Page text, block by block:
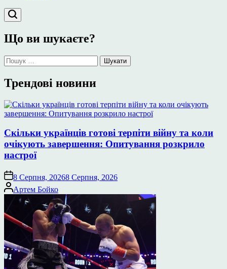
Що ви шукаєте?
Пошук:
Трендові новини
Скільки українців готові терпіти війну та коли
очікують завершення: Опитування розкрило
настрої
8 Серпня, 20268 Серпня, 2026
Опубліковано
Артем Бойко